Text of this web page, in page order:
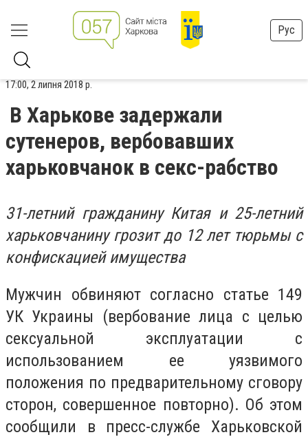
Рус
17:00, 2 липня 2018 р.
В Харькове задержали
сутенеров, вербовавших
харьковчанок в секс-рабство
31-летний гражданину Китая и 25-летний
харьковчанину грозит до 12 лет тюрьмы с
конфискацией имущества
Мужчин обвиняют согласно статье 149
УК Украины (вербование лица с целью
сексуальной эксплуатации с
использованием ее уязвимого
положения по предварительному сговору
сторон, совершенное повторно). Об этом
сообщили в пресс-службе Харьковской